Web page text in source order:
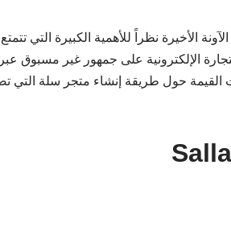
الأخيرة نظراً للأهمية الكبيرة التي
الإلكترونية على جمهور غير مسبوق عبر
القيمة حول طريقة إنشاء متجر سلة